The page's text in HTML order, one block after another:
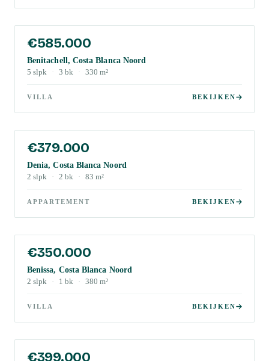
€585.000
Benitachell, Costa Blanca Noord
5 slpk · 3 bk · 330 m²
VILLA BEKIJKEN
€379.000
Denia, Costa Blanca Noord
2 slpk · 2 bk · 83 m²
APPARTEMENT BEKIJKEN
€350.000
Benissa, Costa Blanca Noord
2 slpk · 1 bk · 380 m²
VILLA BEKIJKEN
€399.000